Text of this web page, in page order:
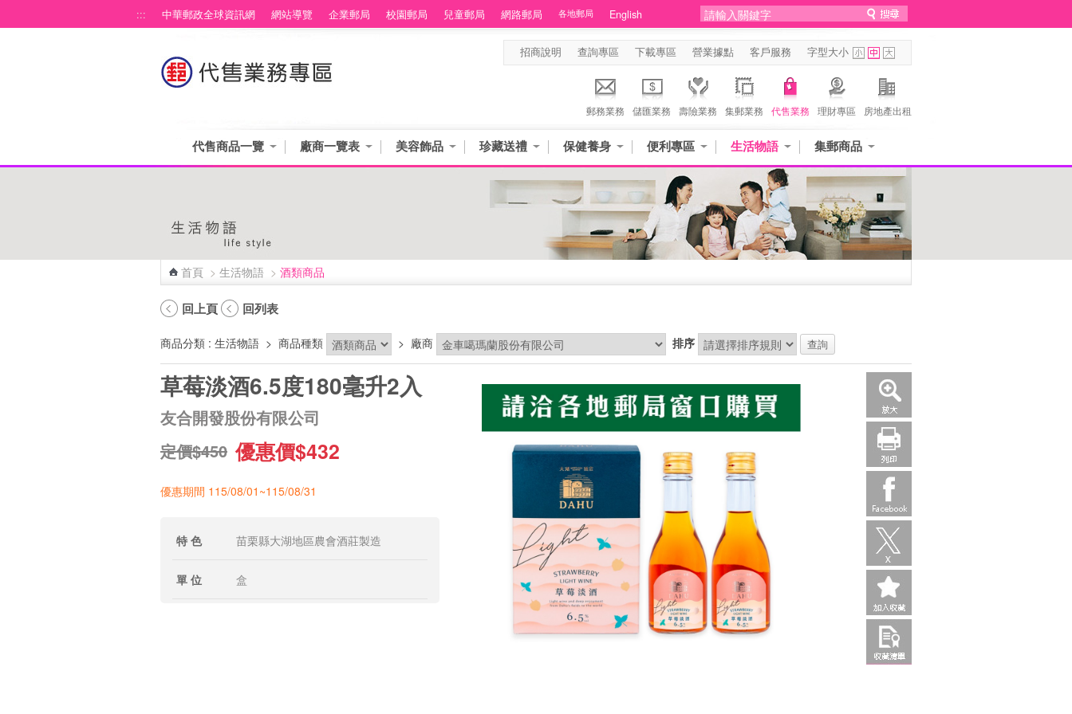
::: 中華郵政全球資訊網 網站導覽 企業郵局 校園郵局 兒童郵局 網路郵局 各地郵局 English
招商說明 查詢專區 下載專區 營業據點 客戶服務 字型大小
郵務業務 儲匯業務 壽險業務 集郵業務 代售業務 理財專區 房地產出租
代售商品一覽 廠商一覽表 美容飾品 珍藏送禮 保健養身 便利專區 生活物語 集郵商品
首頁 > 生活物語 > 酒類商品
回上頁 回列表
商品分類 : 生活物語 > 商品種類 > 廠商 排序
草莓淡酒6.5度180毫升2入
友合開發股份有限公司
定價$450 優惠價$432
優惠期間 115/08/01~115/08/31
特 色 苗栗縣大湖地區農會酒莊製造
單 位 盒